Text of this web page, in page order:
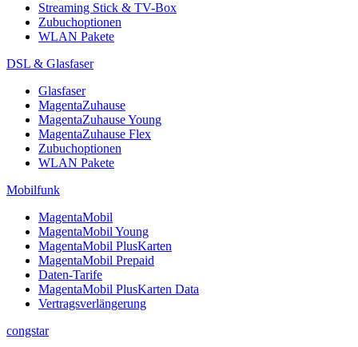
Streaming Stick & TV-Box
Zubuchoptionen
WLAN Pakete
DSL & Glasfaser
Glasfaser
MagentaZuhause
MagentaZuhause Young
MagentaZuhause Flex
Zubuchoptionen
WLAN Pakete
Mobilfunk
MagentaMobil
MagentaMobil Young
MagentaMobil PlusKarten
MagentaMobil Prepaid
Daten-Tarife
MagentaMobil PlusKarten Data
Vertragsverlängerung
congstar